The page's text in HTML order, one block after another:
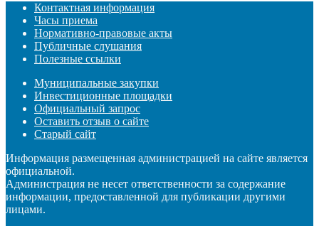
Контактная информация
Часы приема
Нормативно-правовые акты
Публичные слушания
Полезные ссылки
Муниципальные закупки
Инвестиционные площадки
Официальный запрос
Оставить отзыв о сайте
Старый сайт
Информация размещенная администрацией на сайте является
официальной.
Администрация не несет ответственности за содержание
информации, предоставленной для публикации другими
лицами.